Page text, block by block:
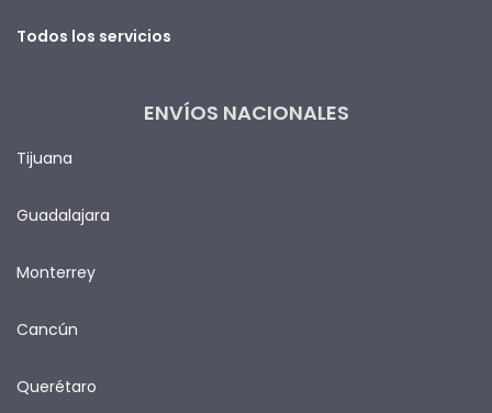
Todos los servicios
ENVÍOS NACIONALES
Tijuana
Guadalajara
Monterrey
Cancún
Querétaro